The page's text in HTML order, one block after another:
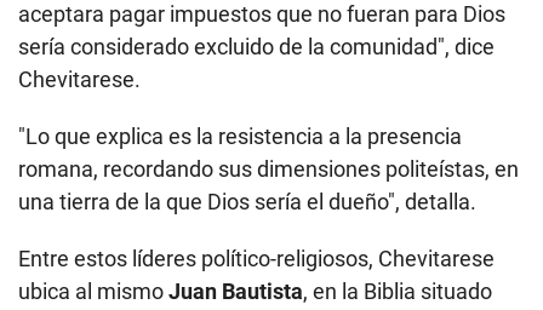
aceptara pagar impuestos que no fueran para Dios
sería considerado excluido de la comunidad", dice
Chevitarese.
"Lo que explica es la resistencia a la presencia
romana, recordando sus dimensiones politeístas, en
una tierra de la que Dios sería el dueño", detalla.
Entre estos líderes político-religiosos, Chevitarese
ubica al mismoJuan Bautista, en la Biblia situado